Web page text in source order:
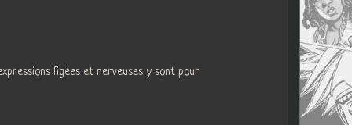
figées et nerveuses y sont pour